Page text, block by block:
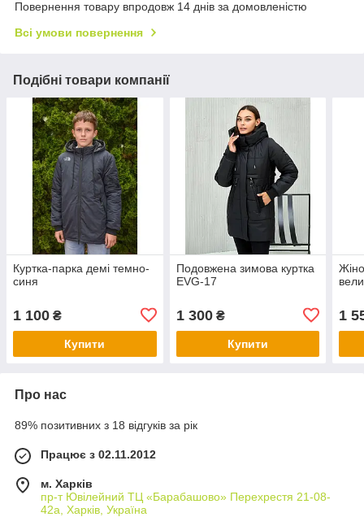
Повернення товару впродовж 14 днів за домовленістю
Всі умови повернення
Подібні товари компанії
Куртка-парка демі темно-
синя
1 100 ₴
Купити
Подовжена зимова куртка
EVG-17
1 300₴
Купити
1
Про нас
89% позитивних з 18 відгуків за рік
Працює з 02.11.2012
м. Харків
пр-т Ювілейний ТЦ «Барабашово» Перехрестя 21-08-
42а, Харків, Україна